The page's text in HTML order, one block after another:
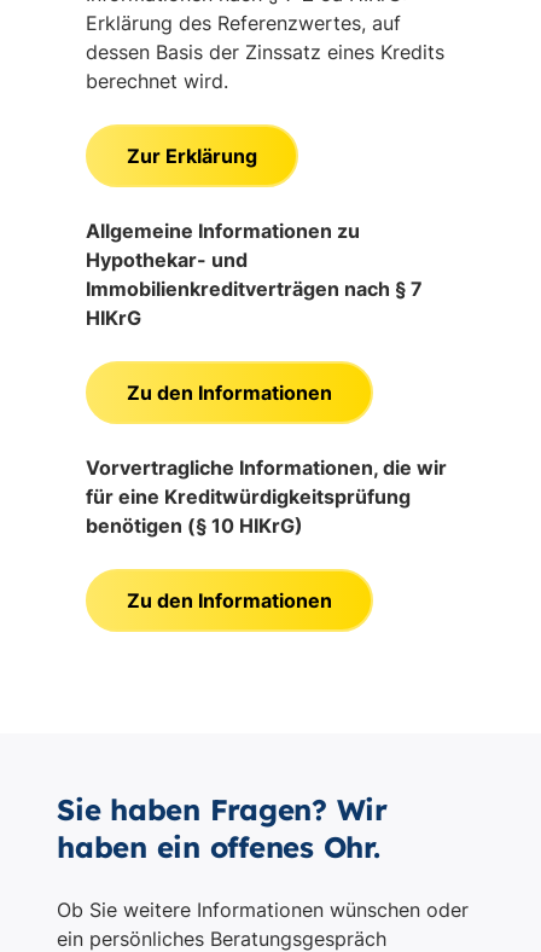
Sie haben Fragen? Wir
haben ein offenes Ohr.
Ob Sie weitere Informationen wünschen oder
ein persönliches Beratungsgespräch